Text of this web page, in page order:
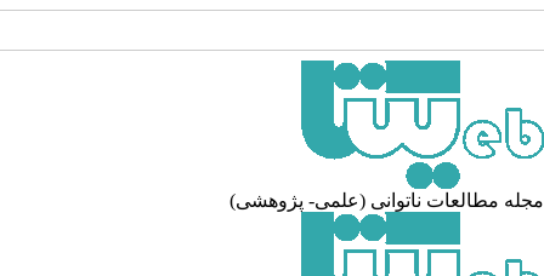
مطالعات ناتوانی (علمی- پژوهشی)